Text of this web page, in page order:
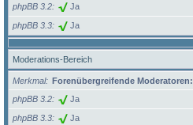
phpBB 3.2
Ja
phpBB 3.3 Ja
Moderations-Bereich
Merkmal
Forenübergreifende Moderatoren:
phpBB 3.2
Ja
phpBB 3.3 Ja